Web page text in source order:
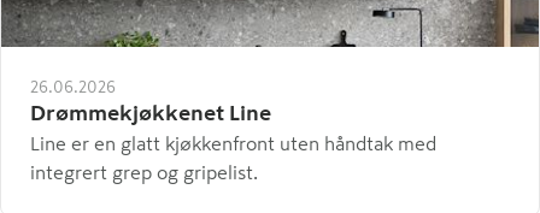
26.06.2026
Drømmekjøkkenet Line
Line er en glatt kjøkkenfront uten håndtak med
integrert grep og gripelist.